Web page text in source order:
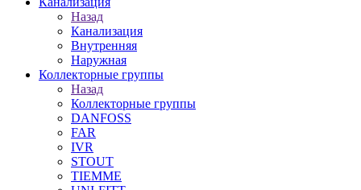
Назад
Канализация
Внутренняя
Наружная
Коллекторные группы
Назад
Коллекторные группы
DANFOSS
FAR
IVR
STOUT
TIEMME